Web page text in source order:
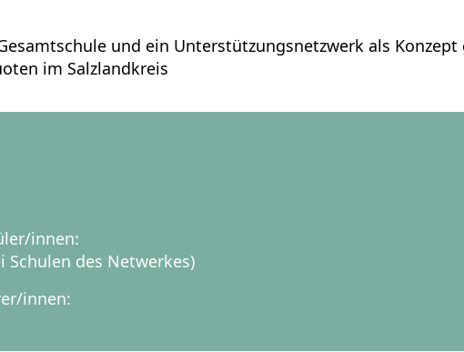
und ein Unterstützungsnetzwerk als Konzept
im Salzlandkreis
innen:
Schulen des Netwerkes)
innen: